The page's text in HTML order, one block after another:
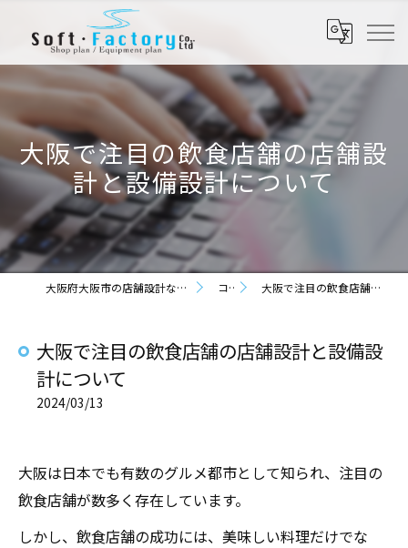
大阪で注目の飲食店舗の店舗設
計と設備設計について
大阪府大阪市の店舗設計なら株式会社ソフト・ファクトリー コラム 大阪で注目の飲食店舗の店舗設計と設備設計について
大阪で注目の飲食店舗の店舗設計と設備設
計について
2024/03/13
大阪は日本でも有数のグルメ都市として知られ、注目の
飲食店舗が数多く存在しています。
しかし、飲食店舗の成功には、美味しい料理だけでな